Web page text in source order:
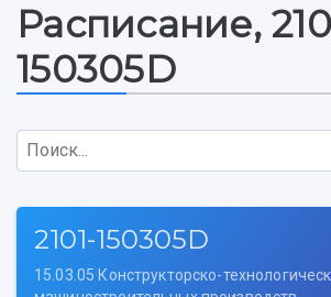
Расписание,
150305D
Поиск...
2101-150305D
15.03.05 Конструкторско-